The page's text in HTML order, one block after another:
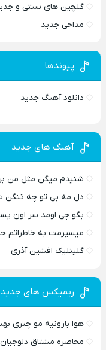
گلچین های سنتی و
مداحی جدید
پیوندها
دانلود آهنگ جدید
آهنگ های جدید
شنیدم میگن مثل من
دل مه بی تو چه تنگن
بگو چی اومد سر اون
میسپرمت به خاطراتم
گلینلیک افشین آذری
ریمیکس های جدید
هوا بارونیه مو چتری
محاصره مشتاق دلوجیان